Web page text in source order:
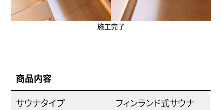
施工完了
商品内容
サウナタイプ
フィンランド式サウナ